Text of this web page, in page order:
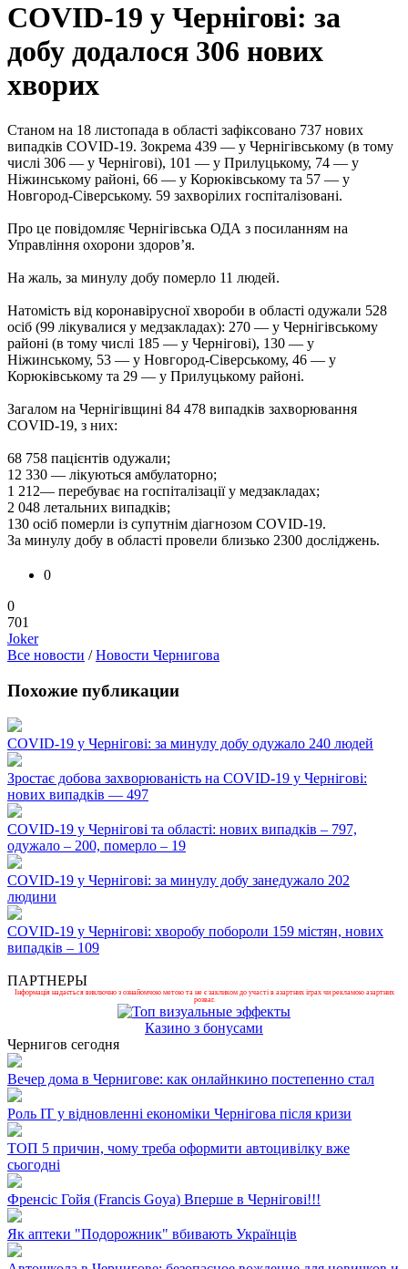
COVID-19 у Чернігові: за
добу додалося 306 нових
хворих
Станом на 18 листопада в області зафіксовано 737 нових
випадків COVID-19. Зокрема 439 — у Чернігівському (в тому
числі 306 — у Чернігові), 101 — у Прилуцькому, 74 — у
Ніжинському районі, 66 — у Корюківському та 57 — у
Новгород-Сіверському. 59 захворілих госпіталізовані.
Про це повідомляє Чернігівська ОДА з посиланням на
Управління охорони здоров’я.
На жаль, за минулу добу померло 11 людей.
Натомість від коронавірусної хвороби в області одужали 528
осіб (99 лікувалися у медзакладах): 270 — у Чернігівському
районі (в тому числі 185 — у Чернігові), 130 — у
Ніжинському, 53 — у Новгород-Сіверському, 46 — у
Корюківському та 29 — у Прилуцькому районі.
Загалом на Чернігівщині 84 478 випадків захворювання
COVID-19, з них:
68 758 пацієнтів одужали;
12 330 — лікуються амбулаторно;
1 212— перебуває на госпіталізації у медзакладах;
2 048 летальних випадків;
130 осіб померли із супутнім діагнозом COVID-19.
За минулу добу в області провели близько 2300 досліджень.
0
0
701
Joker
Все новости /Новости Чернигова
Похожие публикации
COVID-19 у Чернігові: за минулу добу одужало 240 людей
Зростає добова захворюваність на COVID-19 у Чернігові:
нових випадків — 497
COVID-19 у Чернігові та області: нових випадків – 797,
одужало – 200, померло – 19
COVID-19 у Чернігові: за минулу добу занедужало 202
людини
COVID-19 у Чернігові: хворобу побороли 159 містян, нових
випадків – 109
ПАРТНЕРЫ
Інформація надається виключно з ознайомчою метою та не є закликом до участі в азартних іграх чи рекламою азартних
розваг.
Казино з бонусами
Чернигов сегодня
Вечер дома в Чернигове: как онлайнкино постепенно стал
Роль ІТ у відновленні економіки Чернігова після кризи
ТОП 5 причин, чому треба оформити автоцивілку вже
сьогодні
Френсіс Гойя (Francis Goya) Вперше в Чернігові!!!
Як аптеки "Подорожник" вбивають Українців